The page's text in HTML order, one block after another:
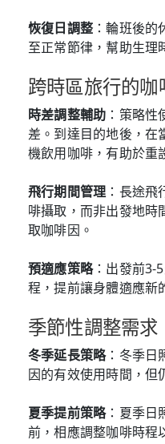
恢復日調整 ：輪班後
至正常節律，幫助生理
跨時區旅行的咖
時差調整輔助 ：策略
差。到達目的地後，在
機飲用咖啡，有助於重
飛行期間管理 ：長途
啡攝取，而非出發地時
取咖啡因。
預適應策略：出發前3-
程，提前讓身體適應新
季節性調整需求
冬季延長策略：冬季日
因的有效使用時間，但
夏季提前策略：夏季日
前，相應調整咖啡時程